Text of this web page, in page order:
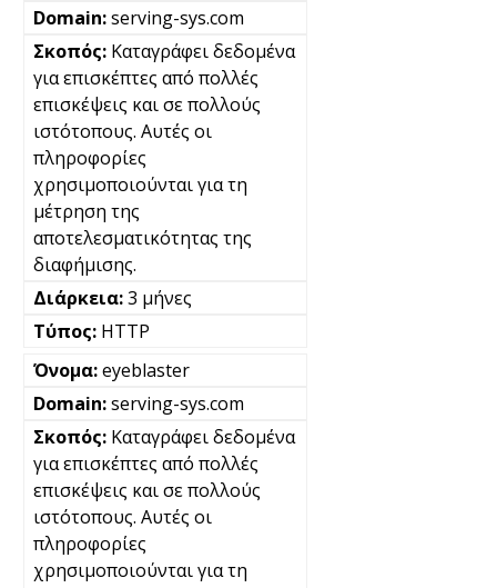
serving-sys.com
Καταγράφει δεδομένα
για επισκέπτες από πολλές
επισκέψεις και σε πολλούς
ιστότοπους. Αυτές οι
πληροφορίες
χρησιμοποιούνται για τη
μέτρηση της
αποτελεσματικότητας της
διαφήμισης.
3 μήνες
HTTP
eyeblaster
serving-sys.com
Καταγράφει δεδομένα
για επισκέπτες από πολλές
επισκέψεις και σε πολλούς
ιστότοπους. Αυτές οι
πληροφορίες
χρησιμοποιούνται για τη